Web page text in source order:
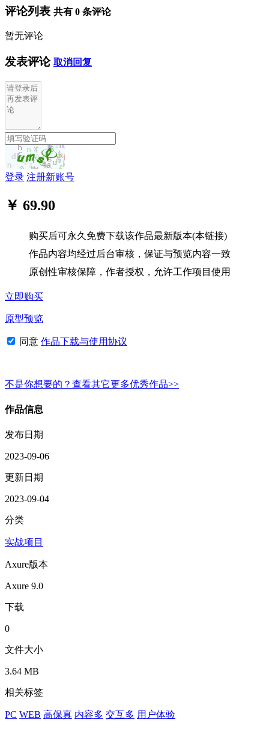
评论列表 共有 0 条评论
暂无评论
发表评论 取消回复
登录 注册新账号
￥ 69.90
购买后可永久免费下载该作品最新版本(本链接)
作品内容均经过后台审核，保证与预览内容一致
原创性审核保障，作者授权，允许工作项目使用
立即购买
原型预览
同意 作品下载与使用协议
不是你想要的？查看其它更多优秀作品>>
作品信息
发布日期
2023-09-06
更新日期
2023-09-04
分类
实战项目
Axure版本
Axure 9.0
下载
0
文件大小
3.64 MB
相关标签
PC WEB 高保真 内容多 交互多 用户体验